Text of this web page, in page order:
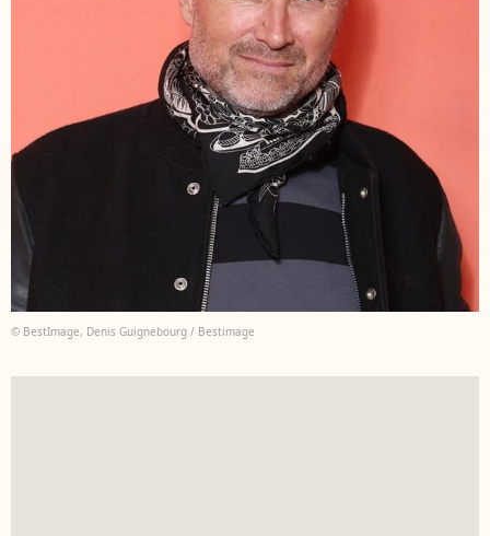
© BestImage, Denis Guignebourg / Bestimage